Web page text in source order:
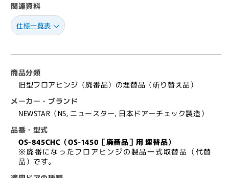
番
フ
ロ
ヒ
ン
ジ
1450
用
埋
替
品
（斫
ヒ
ジ
1450
用
替
品
関連資料
仕様一覧表
商品分類
旧型フロアヒンジ（廃番品）の埋替品（斫り替え品）
メーカー・ブランド
NEWSTAR（NS, ニュースター, 日本ドアーチェック製造）
品番・型式
OS-845CHC（OS-1450［廃番品］用 埋替品）
※廃番になったフロアヒンジの製品一式取替品（代替
品）です。